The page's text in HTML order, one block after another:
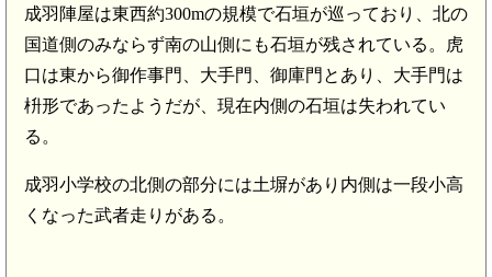
成羽陣屋は東西約300mの規模で石垣が巡っており、北の
国道側のみならず南の山側にも石垣が残されている。虎
口は東から御作事門、大手門、御庫門とあり、大手門は
枡形であったようだが、現在内側の石垣は失われてい
る。
成羽小学校の北側の部分には土塀があり内側は一段小高
くなった武者走りがある。